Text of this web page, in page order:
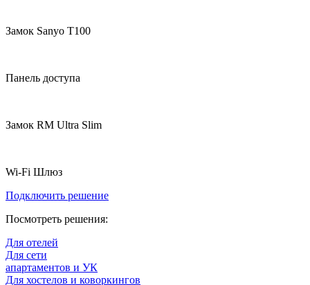
Замок Sanyo T100
Панель доступа
Замок RM Ultra Slim
Wi-Fi Шлюз
Подключить решение
Посмотреть решения:
Для отелей
Для сети
апартаментов и УК
Для хостелов и коворкингов